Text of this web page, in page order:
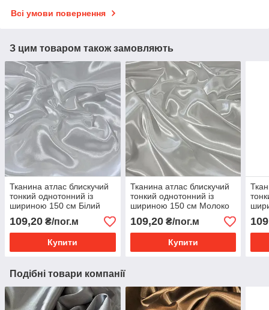
Всі умови повернення
З цим товаром також замовляють
Тканина атлас блискучий
тонкий однотонний із
шириною 150 см Білий
109,20 ₴/пог.м
Купити
Тканина атлас блискучий
тонкий однотонний із
шириною 150 см Молоко
109,20₴/пог.м
Купити
Подібні товари компанії